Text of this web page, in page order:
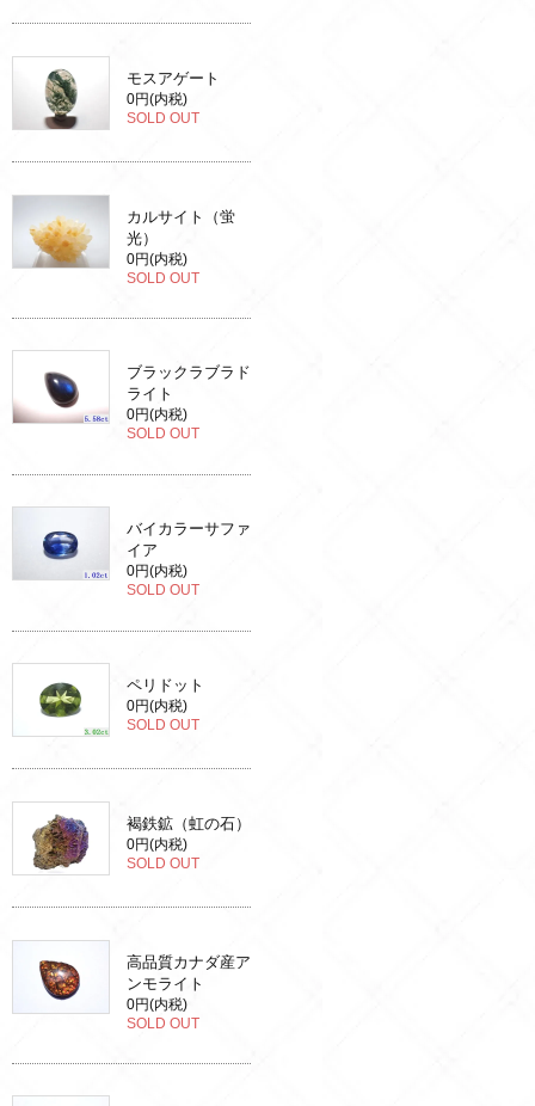
モスアゲート
0円(内税)
SOLD OUT
カルサイト（蛍
光）
0円(内税)
SOLD OUT
ブラックラブラド
ライト
0円(内税)
SOLD OUT
バイカラーサファ
イア
0円(内税)
SOLD OUT
ペリドット
0円(内税)
SOLD OUT
褐鉄鉱（虹の石）
0円(内税)
SOLD OUT
高品質カナダ産ア
ンモライト
0円(内税)
SOLD OUT